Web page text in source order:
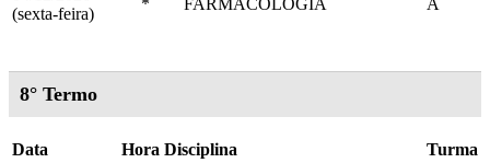
(sexta-feira)
* FARMACOLOGIA A
8° Termo
Data Hora Disciplina
Turma